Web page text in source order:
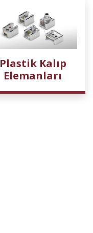
Plastik Kalıp
Elemanları